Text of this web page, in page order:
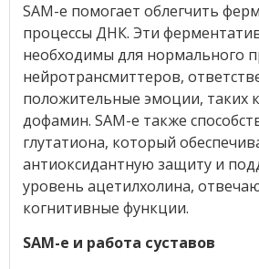
SAM-e помогает облегчить
процессы ДНК. Эти
необходимы для нормального
нейротрансмиттеров,
положительные эмоции, таких
дофамин. SAM-e также
глутатиона, который
антиоксидантную защиту и
уровень ацетилхолина,
когнитивные функции.
SAM-e и работа суставов